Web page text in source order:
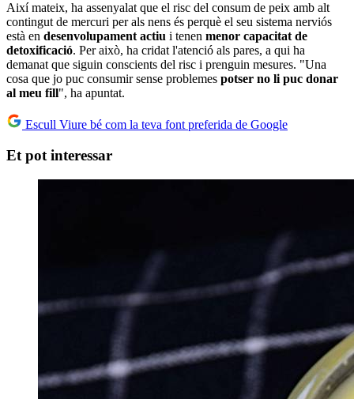
Així mateix, ha assenyalat que el risc del consum de peix amb alt
contingut de mercuri per als nens és perquè el seu sistema nerviós
està en desenvolupament actiu i tenen menor capacitat de
detoxificació. Per això, ha cridat l'atenció als pares, a qui ha
demanat que siguin conscients del risc i prenguin mesures. "Una
cosa que jo puc consumir sense problemes potser no li puc donar
al meu fill", ha apuntat.
Escull Viure bé com la teva font preferida de Google
Et pot interessar